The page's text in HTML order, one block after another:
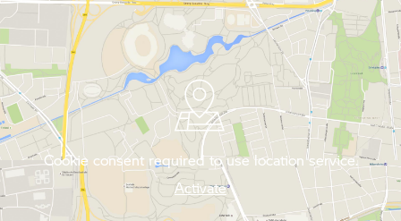
Cookie consent required to use location service.
Activate